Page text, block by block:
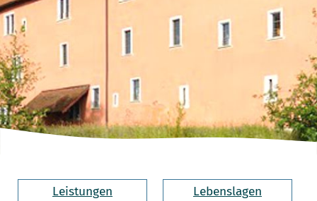
Leistungen Lebenslagen